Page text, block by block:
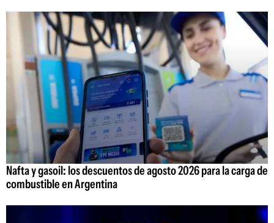
Nafta y gasoil: los descuentos de agosto 2026 para la carga de
combustible en Argentina